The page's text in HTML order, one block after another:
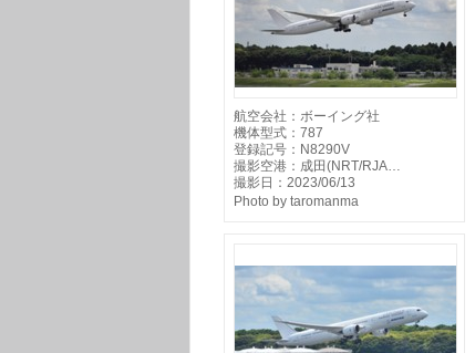
航空会社：ボーイング社
機体型式：787
登録記号：N8290V
撮影空港：成田(NRT/RJA…
撮影日：2023/06/13
Photo by taromanma